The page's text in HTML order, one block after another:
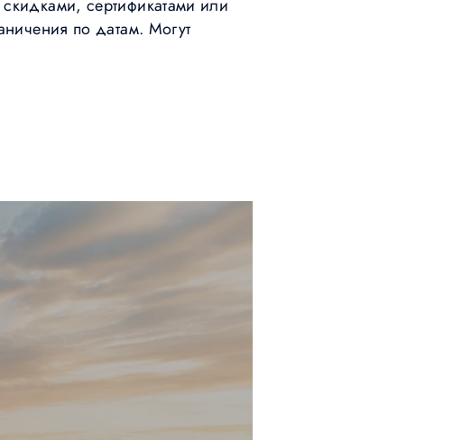
сертификатами или
по датам. Могут